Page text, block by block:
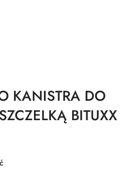
KANISTRA DO
BITUXX